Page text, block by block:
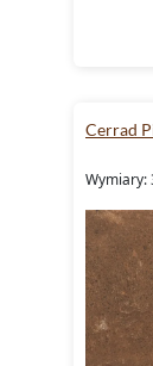
Cerrad
Wymiary: